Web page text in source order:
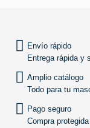
Envío rápido
Entrega rápida y
Amplio catálogo
Todo para tu
Pago seguro
Compra